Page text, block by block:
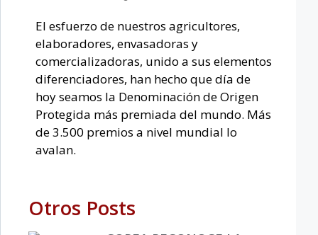
El esfuerzo de nuestros agricultores,
elaboradores, envasadoras y
comercializadoras, unido a sus elementos
diferenciadores, han hecho que día de
hoy seamos la Denominación de Origen
Protegida más premiada del mundo. Más
de 3.500 premios a nivel mundial lo
avalan.
Otros Posts